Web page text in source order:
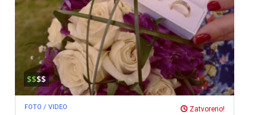
$$$$
FOTO / VIDEO Zatvoreno!